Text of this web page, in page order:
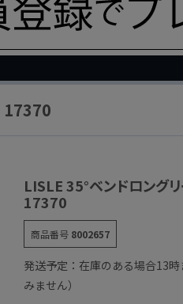
17370
LISLE 35°ベンドロング
17370
商品番号 8002657
発送予定：在庫のある場合13
みません）